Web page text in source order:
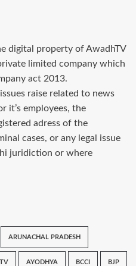
digital property of AwadhTV
limited company which
act 2013.
raise related to news
it’s employees, the
adress of the
cases, or any legal issue
juridiction or where
ARUNACHAL PRADESH
AYODHYA BCCI BJP